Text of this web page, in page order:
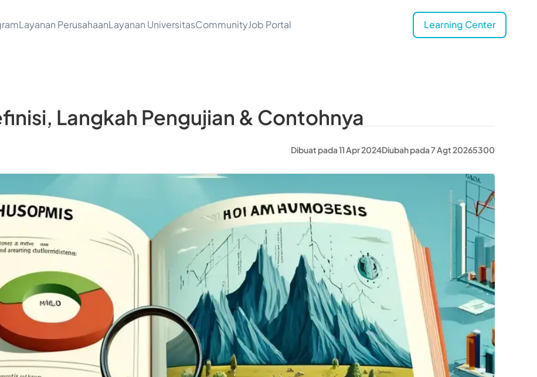
Layanan PerusahaanLayanan UniversitasCommunityJob Portal Learning Center
Langkah Pengujian & Contohnya
Dibuat pada 11 Apr 2024Diubah pada 7 Agt 20265300